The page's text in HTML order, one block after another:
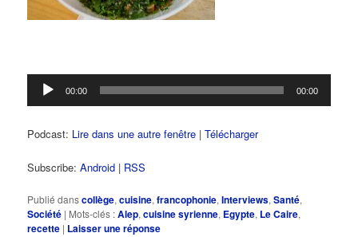
Lecteur
audio
00:00 00:00
Podcast: Lire dans une autre fenêtre |Télécharger
Subscribe:Android | RSS
Publié danscollège,cuisine,francophonie,Interviews,Santé,
Société | Mots-clés :Alep,cuisine syrienne, Egypte, Le Caire,
recette | Laisser une réponse